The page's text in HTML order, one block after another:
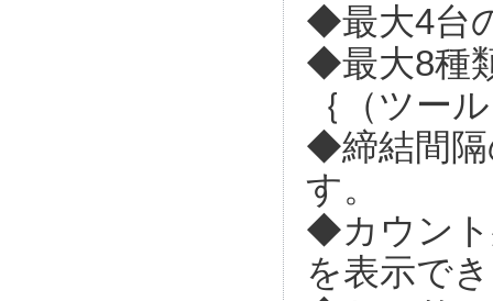
◆最大4台
◆最大8種
｛（ツー
◆締結間隔
す。
◆カウント
を表示で